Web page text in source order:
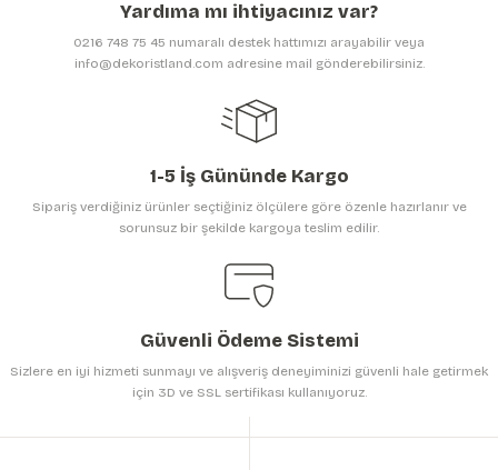
Ürün bilgilerinde hatalar bulunuyor.
Gönder
Yardıma mı ihtiyacınız var?
0216 748 75 45 numaralı destek hattımızı arayabilir veya
info@dekoristland.com adresine mail gönderebilirsiniz.
1-5 İş Gününde Kargo
Sipariş verdiğiniz ürünler seçtiğiniz ölçülere göre özenle hazırlanır ve
sorunsuz bir şekilde kargoya teslim edilir.
Güvenli Ödeme Sistemi
Sizlere en iyi hizmeti sunmayı ve alışveriş deneyiminizi güvenli hale getirmek
için 3D ve SSL sertifikası kullanıyoruz.